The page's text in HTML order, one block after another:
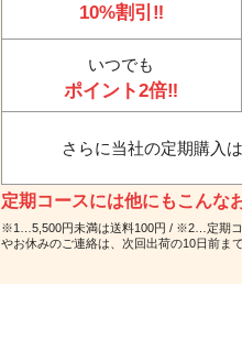
10%割引‼
いつでも
ポイント2倍‼
さらに当社の定期購入
定期コースには他にもこんな
※1…5,500円未満は送料100円 / ※2…定期コ
やお休みのご連絡は、次回出荷の10日前ま